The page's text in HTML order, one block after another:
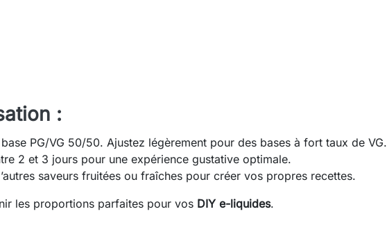
:
PG/VG 50/50. Ajustez légèrement pour des bases à fort taux de VG.
2 et 3 jours pour une expérience gustative optimale.
saveurs fruitées ou fraîches pour créer vos propres recettes.
les proportions parfaites pour vos DIY e-liquides.